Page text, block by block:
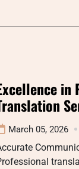
in
March 05, 2026